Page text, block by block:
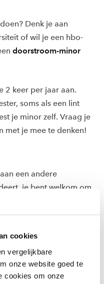
cookies
vergelijkbare
onze website goed te
cookies om onze
Denk je aan
of wil je een hbo-
doorstroom-minor
2 keer per jaar aan.
soms als een lint
je minor zelf. Vraag je
met je mee te denken!
een andere
je bent welkom om
als je helemaal niet
Kijk wat voor jou
van de HAN nog een
alleen voor HAN-